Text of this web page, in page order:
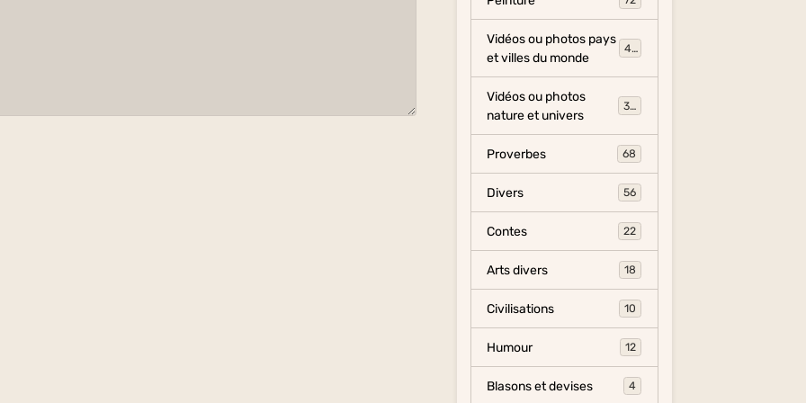
Vidéos ou photos pays
et villes du monde
454
Vidéos ou photos
nature et univers
325
Proverbes 68
Divers 56
Contes 22
Arts divers 18
Civilisations 10
Humour 12
Blasons et devises 4